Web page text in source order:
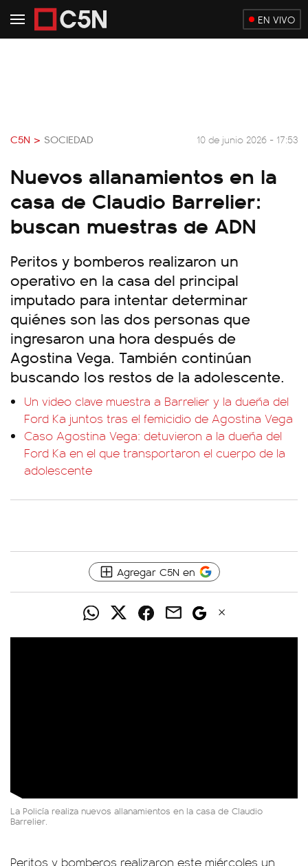
EN VIVO
C5N > SOCIEDAD 10 de junio 2026 - 17:53
Nuevos allanamientos en la
casa de Claudio Barrelier:
buscan muestras de ADN
Peritos y bomberos realizaron un
operativo en la casa del principal
imputado para intentar determinar
quiénes son las dos personas que
ingresaron una hora después de
Agostina Vega. También continúan
buscando los restos de la adolescente.
Un video clave muestra a Barrelier y la dueña del
Ford Ka juntos tras el femicidio de Agostina Vega
Caso Agostina Vega: detuvieron a la dueña del
Ford Ka en el que transportaron el cuerpo de la
adolescente
Agregar C5N en
La Policía realiza nuevos allanamientos en la casa de Claudio
Barrelier.
Peritos y bomberos realizaron este miércoles un